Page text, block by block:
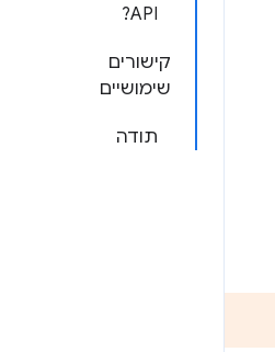
API?
קישורים
שימושיים
תודה